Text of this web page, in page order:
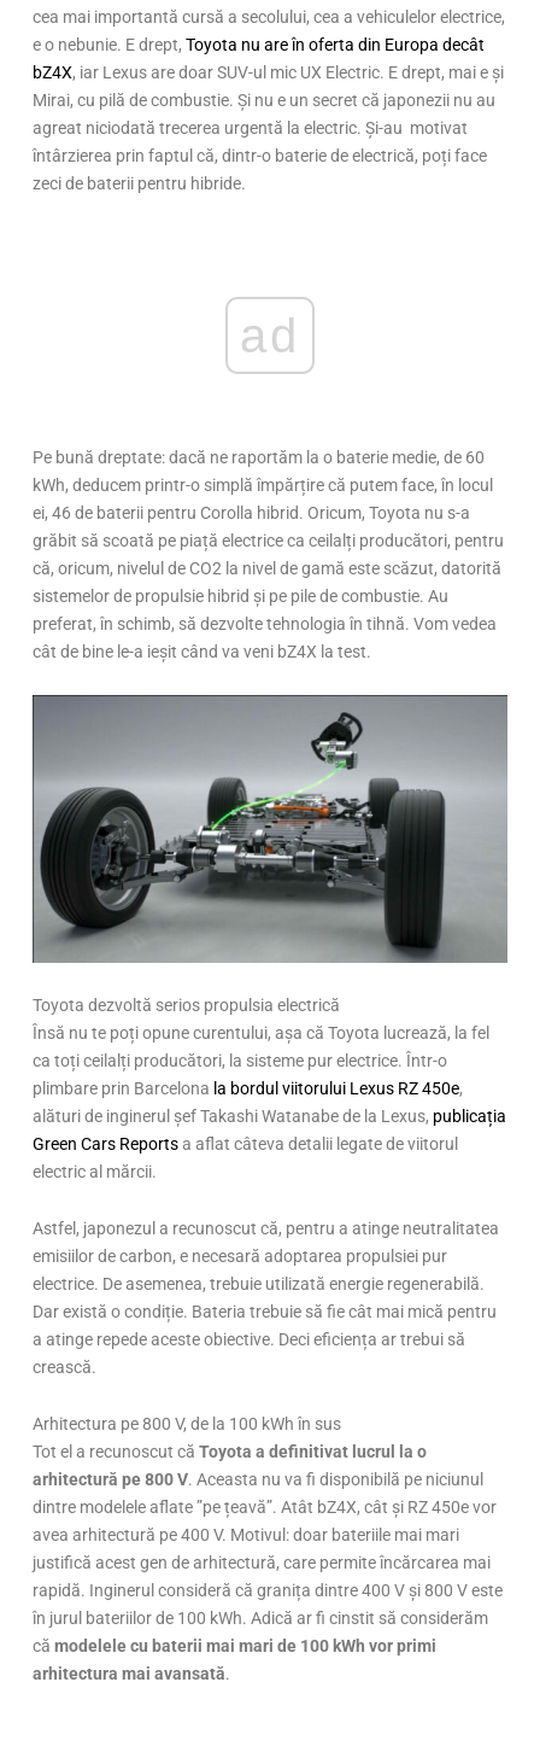
cea mai importantă cursă a secolului, cea a vehiculelor electrice,
e o nebunie. E drept,Toyota nu are în oferta din Europa decât
bZ4X, iar Lexus are doar SUV-ul mic UX Electric. E drept, mai e și
Mirai, cu pilă de combustie. Și nu e un secret că japonezii nu au
agreat niciodată trecerea urgentă la electric. Și-au motivat
întârzierea prin faptul că, dintr-o baterie de electrică, poți face
zeci de baterii pentru hibride.
ad
Pe bună dreptate: dacă ne raportăm la o baterie medie, de 60
kWh, deducem printr-o simplă împărțire că putem face, în locul
ei, 46 de baterii pentru Corolla hibrid. Oricum, Toyota nu s-a
grăbit să scoată pe piață electrice ca ceilalți producători, pentru
că, oricum, nivelul de CO2 la nivel de gamă este scăzut, datorită
sistemelor de propulsie hibrid și pe pile de combustie. Au
preferat, în schimb, să dezvolte tehnologia în tihnă. Vom vedea
cât de bine le-a ieșit când va veni bZ4X la test.
Toyota dezvoltă serios propulsia electrică
Însă nu te poți opune curentului, așa că Toyota lucrează, la fel
ca toți ceilalți producători, la sisteme pur electrice. Într-o
plimbare prin Barcelona la bordul viitorului Lexus RZ 450e,
alături de inginerul șef Takashi Watanabe de la Lexus, publicația
Green Cars Reportsa aflat câteva detalii legate de viitorul
electric al mărcii.
Astfel, japonezul a recunoscut că, pentru a atinge neutralitatea
emisiilor de carbon, e necesară adoptarea propulsiei pur
electrice. De asemenea, trebuie utilizată energie regenerabilă.
Dar există o condiție. Bateria trebuie să fie cât mai mică pentru
a atinge repede aceste obiective. Deci eficiența ar trebui să
crească.
Arhitectura pe 800 V, de la 100 kWh în sus
Tot el a recunoscut căToyota a definitivat lucrul la o
arhitectură pe 800 V. Aceasta nu va fi disponibilă pe niciunul
dintre modelele aflate ”pe țeavă”. Atât bZ4X, cât și RZ 450e vor
avea arhitectură pe 400 V. Motivul: doar bateriile mai mari
justifică acest gen de arhitectură, care permite încărcarea mai
rapidă. Inginerul consideră că granița dintre 400 V și 800 V este
în jurul bateriilor de 100 kWh. Adică ar fi cinstit să considerăm
cămodelele cu baterii mai mari de 100 kWh vor primi
arhitectura mai avansată.